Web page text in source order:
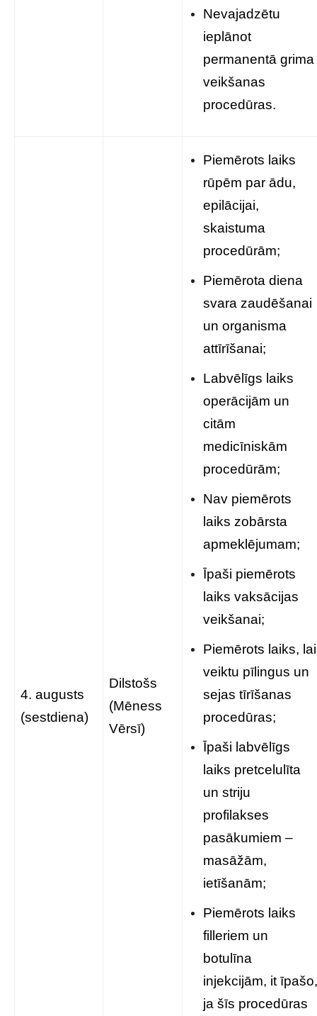
Nevajadzētu
ieplānot
permanentā grima
veikšanas
procedūras.
4. augusts
(sestdiena)
Dilstošs
(Mēness
Vērsī)
Piemērots laiks
rūpēm par ādu,
epilācijai,
skaistuma
procedūrām;
Piemērota diena
svara zaudēšanai
un organisma
attīrīšanai;
Labvēlīgs laiks
operācijām un
citām
medicīniskām
procedūrām;
Nav piemērots
laiks zobārsta
apmeklējumam;
Īpaši piemērots
laiks vaksācijas
veikšanai;
Piemērots laiks, lai
veiktu pīlingus un
sejas tīrīšanas
procedūras;
Īpaši labvēlīgs
laiks pretcelulīta
un striju
profilakses
pasākumiem –
masāžām,
ietīšanām;
Piemērots laiks
filleriem un
botulīna
injekcijām, it īpašo,
ja šīs procedūras